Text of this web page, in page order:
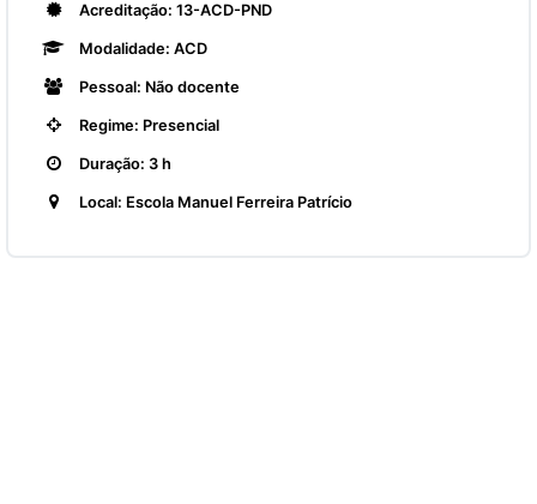
Acreditação: 13-ACD-PND
Modalidade: ACD
Pessoal: Não docente
Regime: Presencial
Duração: 3 h
Local: Escola Manuel Ferreira Patrício